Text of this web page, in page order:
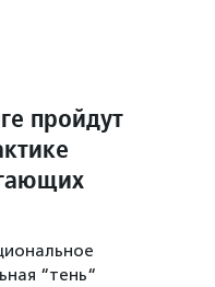
пройдут
“тень“